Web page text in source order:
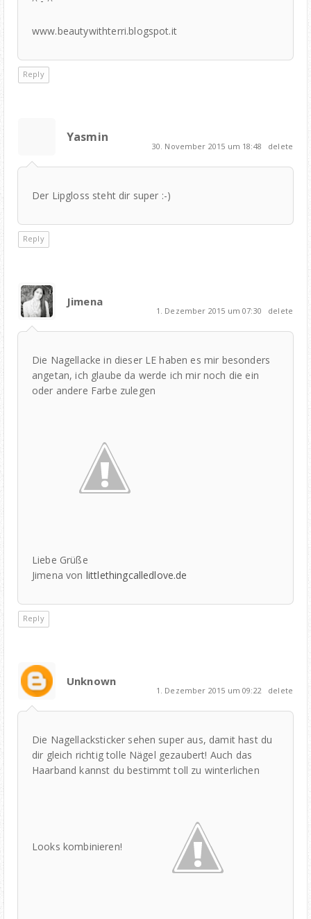
www.beautywithterri.blogspot.it
Reply
Yasmin
30. November 2015 um 18:48 delete
Der Lipgloss steht dir super :-)
Reply
Jimena
1. Dezember 2015 um 07:30 delete
Die Nagellacke in dieser LE haben es mir besonders
angetan, ich glaube da werde ich mir noch die ein
oder andere Farbe zulegen
Liebe Grüße
Jimena von littlethingcalledlove.de
Reply
Unknown
1. Dezember 2015 um 09:22 delete
Die Nagellacksticker sehen super aus, damit hast du
dir gleich richtig tolle Nägel gezaubert! Auch das
Haarband kannst du bestimmt toll zu winterlichen
Looks kombinieren!